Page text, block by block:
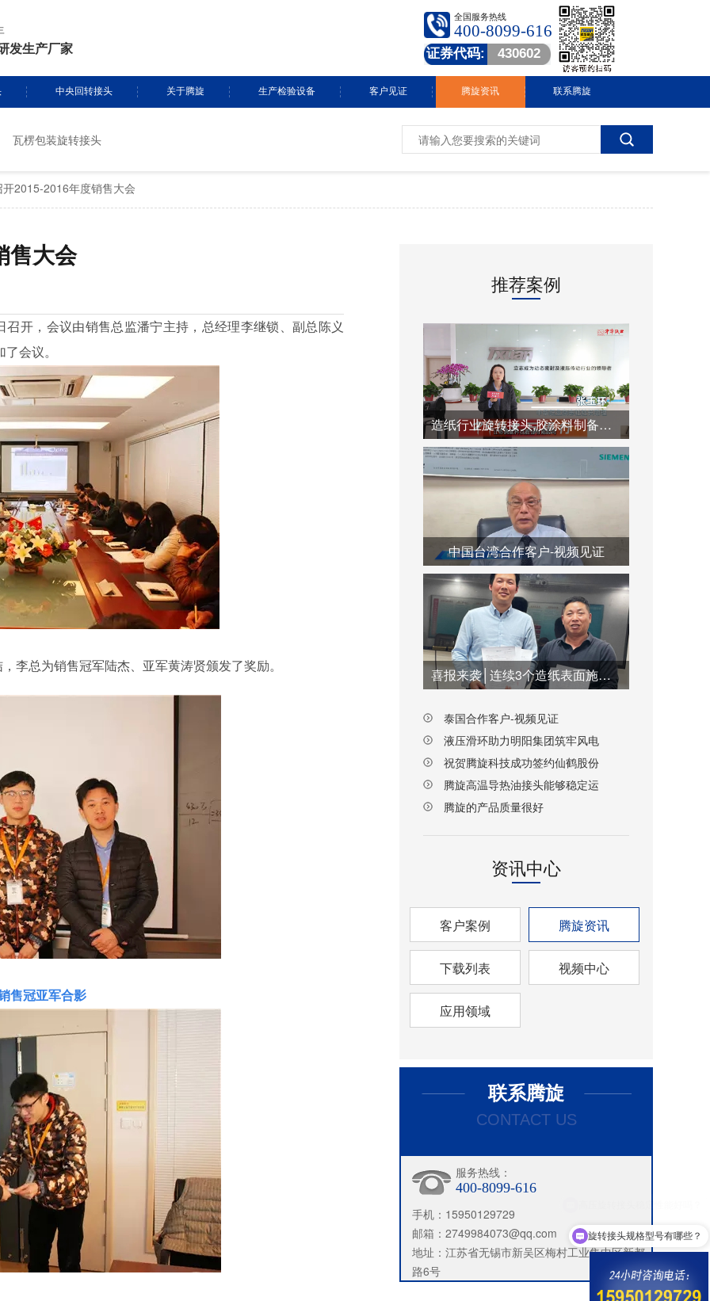
发生产厂家
全国服务热线
400-8099-616
证券代码: 430602
定制
中央回转接头
挖掘机旋转接头
履带吊旋转接头
起重机旋转接头
属具旋转接头
高空作业车旋转接头
关于腾旋 生产检验设备 客户见证 腾旋资讯
腾旋快讯
行业动态
联系腾旋
瓦楞包装旋转接头
2015-2016年度销售大会
售大会
开，会议由销售总监潘宁主持，总经理李继锁、副总陈义
会议。
总为销售冠军陆杰、亚军黄涛贤颁发了奖励。
售冠亚军合影
推荐案例
造纸行业旋转接头,胶涂料制备系统,蒸汽冷凝水系统运用
中国台湾合作客户-视频见证
喜报来袭│连续3个造纸表面施胶系统订单签订合作，共创双赢未来！
泰国合作客户-视频见证
液压滑环助力明阳集团筑牢风电
设备传动安全防线
祝贺腾旋科技成功签约仙鹤股份
湖北项目！
腾旋高温导热油接头能够稳定运
行
腾旋的产品质量很好
资讯中心
客户案例 腾旋资讯
下载列表 视频中心
应用领域
联系腾旋
CONTACT US
服务热线：
400-8099-616
手机：15950129729
邮箱：2749984073@qq.com
地址：江苏省无锡市新吴区梅村工业集中区新都
路6号
旋转接头规格型号有哪些？